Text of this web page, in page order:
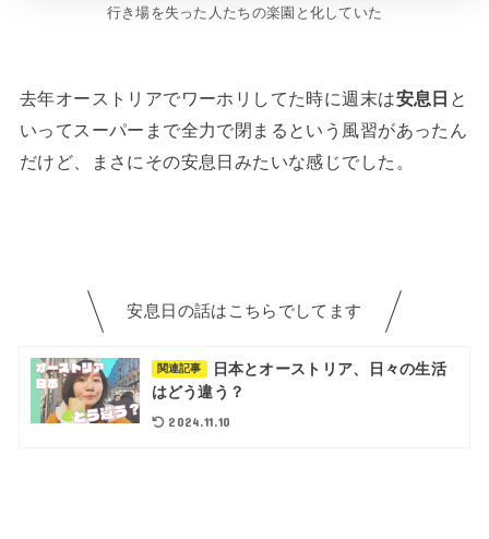
行き場を失った人たちの楽園と化していた
去年オーストリアでワーホリしてた時に週末は安息日 と
いってスーパーまで全力で閉まるという風習があったん
だけど、まさにその安息日みたいな感じでした。
安息日の話はこちらでしてます
関連記事
日本とオーストリア、日々の生活
はどう違う？
2024.11.10